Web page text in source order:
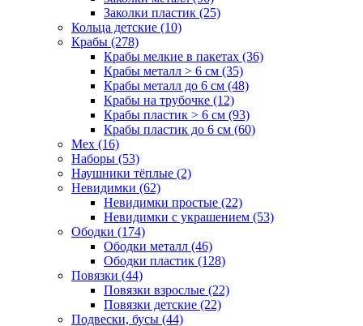
Заколки пластик (25)
Кольца детские (10)
Крабы (278)
Крабы мелкие в пакетах (36)
Крабы металл > 6 см (35)
Крабы металл до 6 см (48)
Крабы на трубочке (12)
Крабы пластик > 6 см (93)
Крабы пластик до 6 см (60)
Мех (16)
Наборы (53)
Наушники тёплые (2)
Невидимки (62)
Невидимки простые (22)
Невидимки с украшением (53)
Ободки (174)
Ободки металл (46)
Ободки пластик (128)
Повязки (44)
Повязки взрослые (22)
Повязки детские (22)
Подвески, бусы (44)